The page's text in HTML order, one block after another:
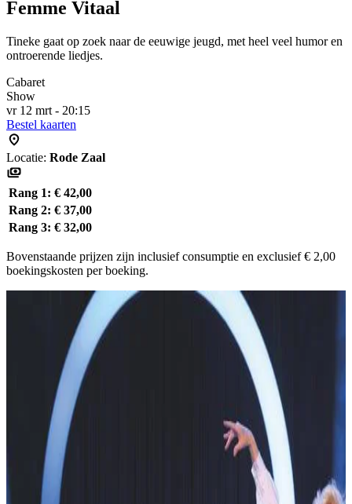
Femme Vitaal
Tineke gaat op zoek naar de eeuwige jeugd, met heel veel humor en
ontroerende liedjes.
Cabaret
Show
vr 12 mrt - 20:15
Bestel kaarten
Locatie: Rode Zaal
Rang 1: € 42,00
Rang 2: € 37,00
Rang 3: € 32,00
Bovenstaande prijzen zijn inclusief consumptie en exclusief € 2,00
boekingskosten per boeking.